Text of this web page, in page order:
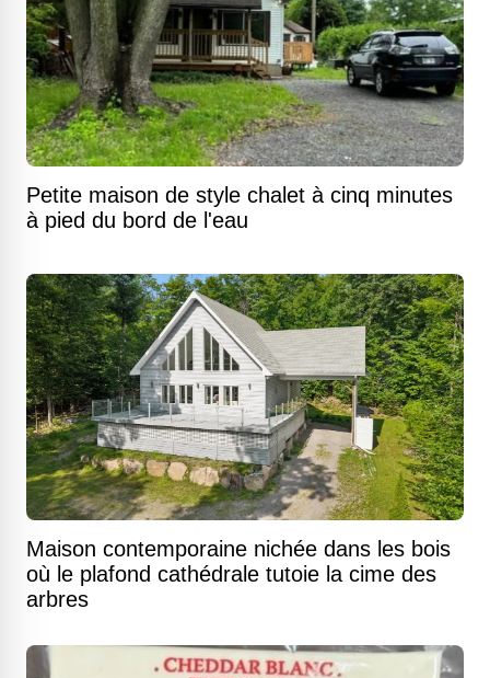
Petite maison de style chalet à cinq minutes
à pied du bord de l'eau
Maison contemporaine nichée dans les bois
où le plafond cathédrale tutoie la cime des
arbres